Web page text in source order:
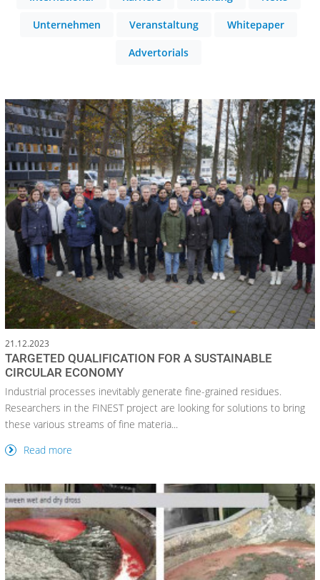
Unternehmen Veranstaltung Whitepaper
Advertorials
21.12.2023
TARGETED QUALIFICATION FOR A SUSTAINABLE
CIRCULAR ECONOMY
Industrial processes inevitably generate fine-grained residues.
Researchers in the FINEST project are looking for solutions to bring
these various streams of fine materia...
Read more